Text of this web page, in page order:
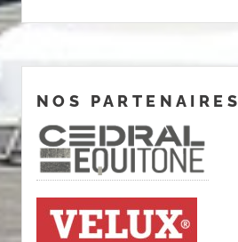
NOS PARTENAIRES